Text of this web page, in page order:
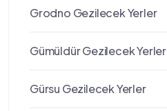
Grodno Gezilecek Yerler
Gümüldür Gezilecek Yerler
Gürsu Gezilecek Yerler